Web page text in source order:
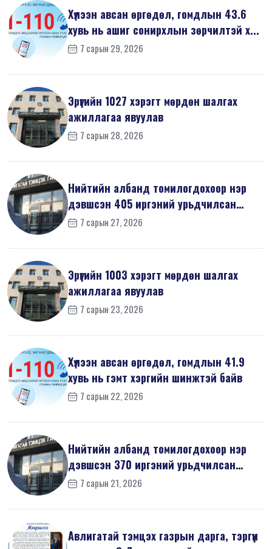
Хүлээн авсан өргөдөл, гомдлын 43.6
хувь нь ашиг сонирхлын зөрчилтэй х...
7 сарын 29, 2026
Эрүүгийн 1027 хэрэгт мөрдөн шалгах
ажиллагаа явуулав
7 сарын 28, 2026
Нийтийн албанд томилогдохоор нэр
дэвшсэн 405 иргэний урьдчилсан
мэдүүл...
7 сарын 27, 2026
Эрүүгийн 1003 хэрэгт мөрдөн шалгах
ажиллагаа явуулав
7 сарын 23, 2026
Хүлээн авсан өргөдөл, гомдлын 41.9
хувь нь гэмт хэргийн шинжтэй байв
7 сарын 22, 2026
Нийтийн албанд томилогдохоор нэр
дэвшсэн 370 иргэний урьдчилсан
мэдүүл...
7 сарын 21, 2026
Авлигатай тэмцэх газрын дарга, тэргүүн